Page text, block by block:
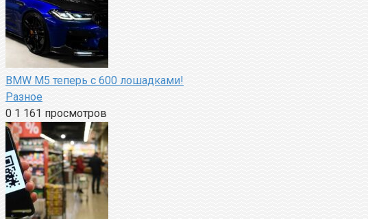
BMW M5 теперь с 600 лошадками!
Разное
0 1 161 просмотров